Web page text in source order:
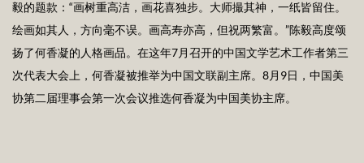
毅的题款：“画树重高洁，画花喜独步。大师撮其神，一纸皆留住。
绘画如其人，方向毫不误。画高寿亦高，但祝两繁富。”陈毅高度颂
扬了何香凝的人格画品。在这年7月召开的中国文学艺术工作者第三
次代表大会上，何香凝被推举为中国文联副主席。8月9日，中国美
协第二届理事会第一次会议推选何香凝为中国美协主席。